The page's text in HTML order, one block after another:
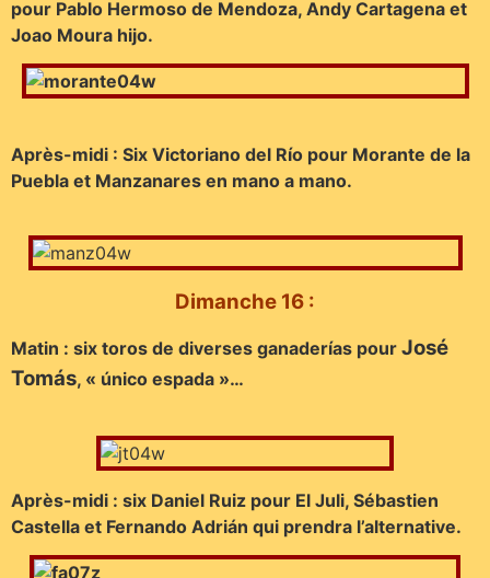
pour Pablo Hermoso de Mendoza, Andy Cartagena et
Joao Moura hijo.
Après-midi : Six Victoriano del Río pour Morante de la
Puebla et Manzanares en mano a mano.
Dimanche 16 :
Matin : six toros de diverses ganaderías pour José
Tomás, « único espada »…
Après-midi : six Daniel Ruiz pour El Juli, Sébastien
Castella et Fernando Adrián qui prendra l’alternative.